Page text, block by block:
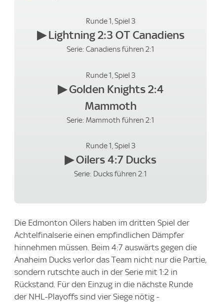
Runde 1, Spiel 3
▶ Lightning 2:3 OT Canadiens
Serie: Canadiens führen 2:1
Runde 1, Spiel 3
▶ Golden Knights 2:4
Mammoth
Serie: Mammoth führen 2:1
Runde 1, Spiel 3
▶ Oilers 4:7 Ducks
Serie: Ducks führen 2:1
Die Edmonton Oilers haben im dritten Spiel der
Achtelfinalserie einen empfindlichen Dämpfer
hinnehmen müssen. Beim 4:7 auswärts gegen die
Anaheim Ducks verlor das Team nicht nur die Partie,
sondern rutschte auch in der Serie mit 1:2 in
Rückstand. Für den Einzug in die nächste Runde
der NHL-Playoffs sind vier Siege nötig -